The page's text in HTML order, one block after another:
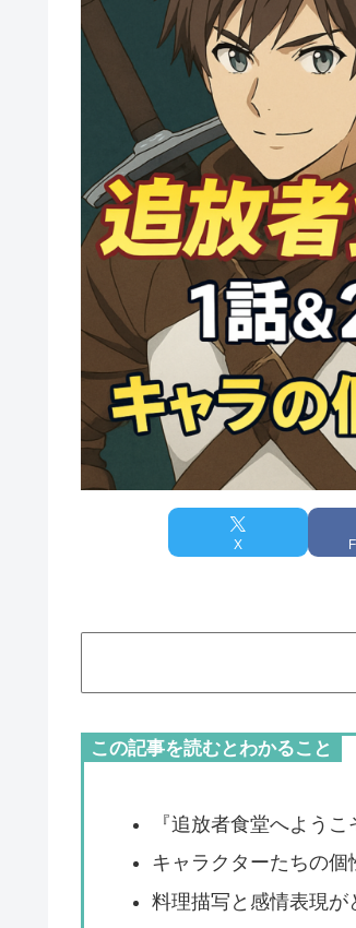
X
この記事を読むとわかること
『追放者食堂へよう
キャラクターたちの
料理描写と感情表現